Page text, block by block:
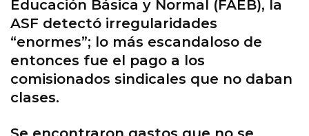
Educación Básica y Normal (FAEB), la
ASF detectó irregularidades
“enormes”; lo más escandaloso de
entonces fue el pago a los
comisionados sindicales que no daban
clases.